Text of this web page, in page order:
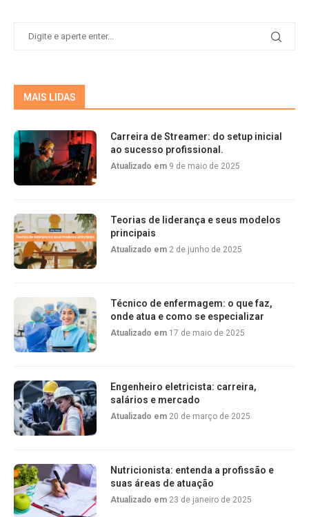
MAIS LIDAS
Carreira de Streamer: do setup inicial
ao sucesso profissional.
Atualizado em 9 de maio de 2025
Teorias de liderança e seus modelos
principais
Atualizado em 2 de junho de 2025
Técnico de enfermagem: o que faz,
onde atua e como se especializar
Atualizado em 17 de maio de 2025
Engenheiro eletricista: carreira,
salários e mercado
Atualizado em 20 de março de 2025
Nutricionista: entenda a profissão e
suas áreas de atuação
Atualizado em 23 de janeiro de 2025